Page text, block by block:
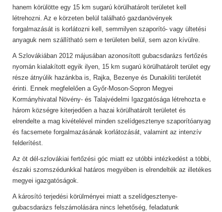
hanem körülötte egy 15 km sugarú körülhatárolt területet kell
létrehozni. Az e körzeten belül található gazdanövények
forgalmazását is korlátozni kell, semmilyen szaporító- vagy ültetési
anyaguk nem szállítható sem e területen belül, sem azon kívülre.
A Szlovákiában 2012 májusában azonosított gubacsdarázs fertőzés
nyomán kialakított egyik ilyen, 15 km sugarú körülhatárolt terület egy
része átnyúlik hazánkba is, Rajka, Bezenye és Dunakiliti területét
érinti. Ennek megfelelően a Győr-Moson-Sopron Megyei
Kormányhivatal Növény- és Talajvédelmi Igazgatósága létrehozta e
három községre kiterjedően a hazai körülhatárolt területet és
elrendelte a mag kivételével minden szelídgesztenye szaporítóanyag
és facsemete forgalmazásának korlátozását, valamint az intenzív
felderítést.
Az öt dél-szlovákiai fertőzési góc miatt ez utóbbi intézkedést a többi,
északi szomszédunkkal határos megyében is elrendelték az illetékes
megyei igazgatóságok.
A károsító terjedési körülményei miatt a szelídgesztenye-
gubacsdarázs felszámolására nincs lehetőség, feladatunk